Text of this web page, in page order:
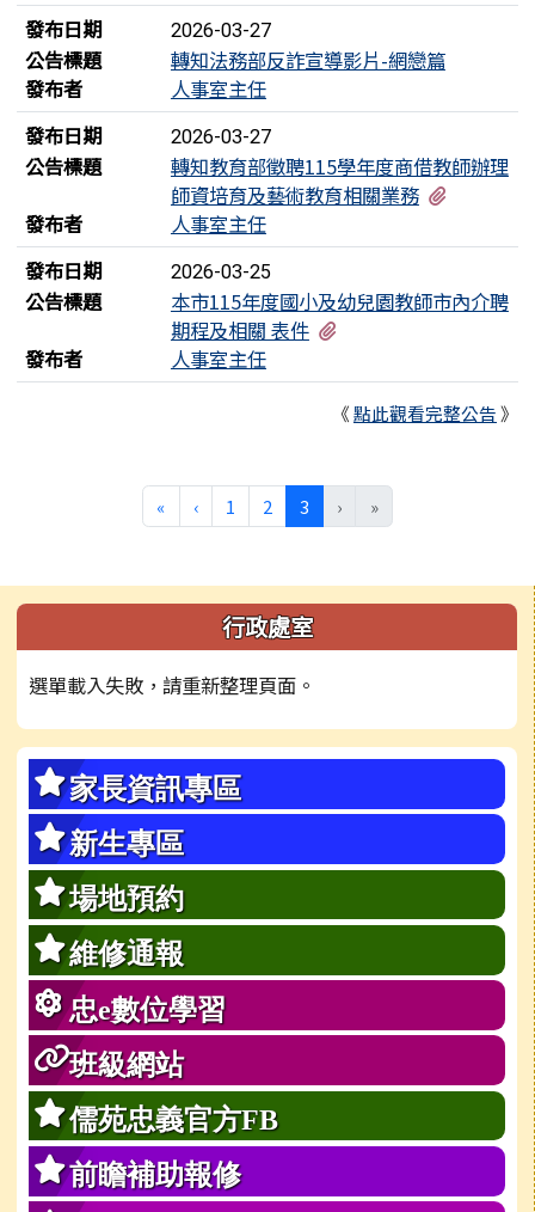
發布日期 2026-03-27
公告標題
轉知法務部反詐宣導影片-網戀篇
發布者
人事室主任
發布日期
2026-03-27
公告標題
轉知教育部徵聘115學年度商借教師辦理
師資培育及藝術教育相關業務
發布者
人事室主任
發布日期
2026-03-25
公告標題
本市115年度國小及幼兒園教師市內介聘
期程及相關 表件
發布者
人事室主任
《點此觀看完整公告》
«第一頁
‹上一頁
1 2 3 (目前頁次)
› »
左邊區域內容 行政處室
選單載入失敗，請重新整理頁面。
家長資訊專區
新生專區
場地預約
維修通報
忠e數位學習
班級網站
儒苑忠義官方FB
前瞻補助報修